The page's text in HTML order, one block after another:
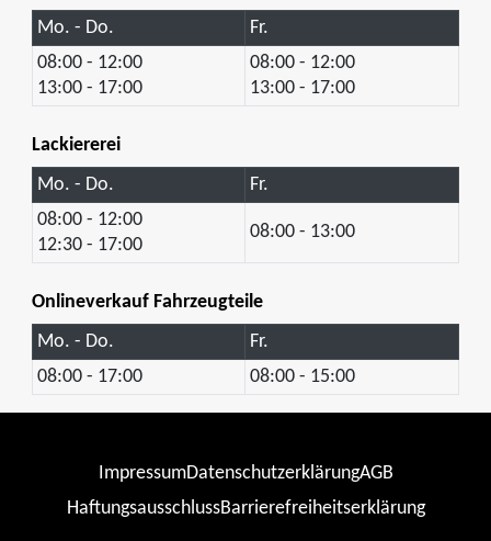
Mo. - Do.
Fr.
08:00 - 12:00
13:00 - 17:00
08:00 - 12:00
13:00 - 17:00
Lackiererei
Mo. - Do.
Fr.
08:00 - 12:00
12:30 - 17:00
08:00 - 13:00
Onlineverkauf Fahrzeugteile
Mo. - Do.
Fr.
08:00 - 17:00
08:00 - 15:00
ImpressumDatenschutzerklärungAGB
HaftungsausschlussBarrierefreiheitserklärung